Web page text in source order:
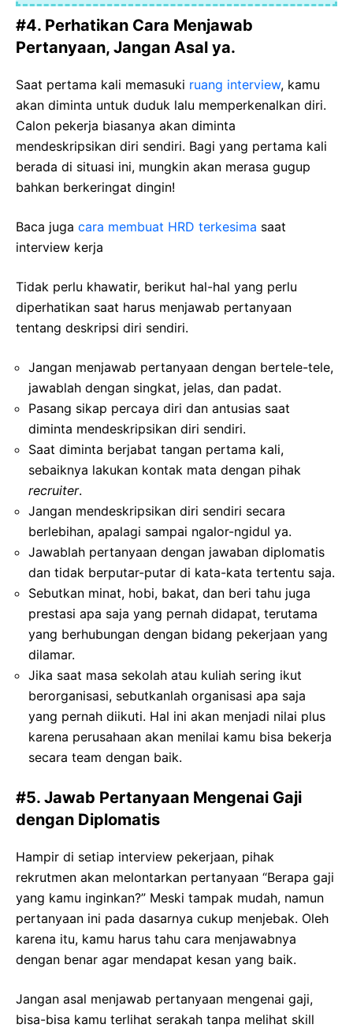
#4. Perhatikan Cara Menjawab
Pertanyaan, Jangan Asal ya.
Saat pertama kali memasuki ruang interview, kamu
akan diminta untuk duduk lalu memperkenalkan diri.
Calon pekerja biasanya akan diminta
mendeskripsikan diri sendiri. Bagi yang pertama kali
berada di situasi ini, mungkin akan merasa gugup
bahkan berkeringat dingin!
Baca juga cara membuat HRD terkesima saat
interview kerja
Tidak perlu khawatir, berikut hal-hal yang perlu
diperhatikan saat harus menjawab pertanyaan
tentang deskripsi diri sendiri.
Jangan menjawab pertanyaan dengan bertele-tele,
jawablah dengan singkat, jelas, dan padat.
Pasang sikap percaya diri dan antusias saat
diminta mendeskripsikan diri sendiri.
Saat diminta berjabat tangan pertama kali,
sebaiknya lakukan kontak mata dengan pihak
recruiter.
Jangan mendeskripsikan diri sendiri secara
berlebihan, apalagi sampai ngalor-ngidul ya.
Jawablah pertanyaan dengan jawaban diplomatis
dan tidak berputar-putar di kata-kata tertentu saja.
Sebutkan minat, hobi, bakat, dan beri tahu juga
prestasi apa saja yang pernah didapat, terutama
yang berhubungan dengan bidang pekerjaan yang
dilamar.
Jika saat masa sekolah atau kuliah sering ikut
berorganisasi, sebutkanlah organisasi apa saja
yang pernah diikuti. Hal ini akan menjadi nilai plus
karena perusahaan akan menilai kamu bisa bekerja
secara team dengan baik.
#5. Jawab Pertanyaan Mengenai Gaji
dengan Diplomatis
Hampir di setiap interview pekerjaan, pihak
rekrutmen akan melontarkan pertanyaan “Berapa gaji
yang kamu inginkan?” Meski tampak mudah, namun
pertanyaan ini pada dasarnya cukup menjebak. Oleh
karena itu, kamu harus tahu cara menjawabnya
dengan benar agar mendapat kesan yang baik.
Jangan asal menjawab pertanyaan mengenai gaji,
bisa-bisa kamu terlihat serakah tanpa melihat skill